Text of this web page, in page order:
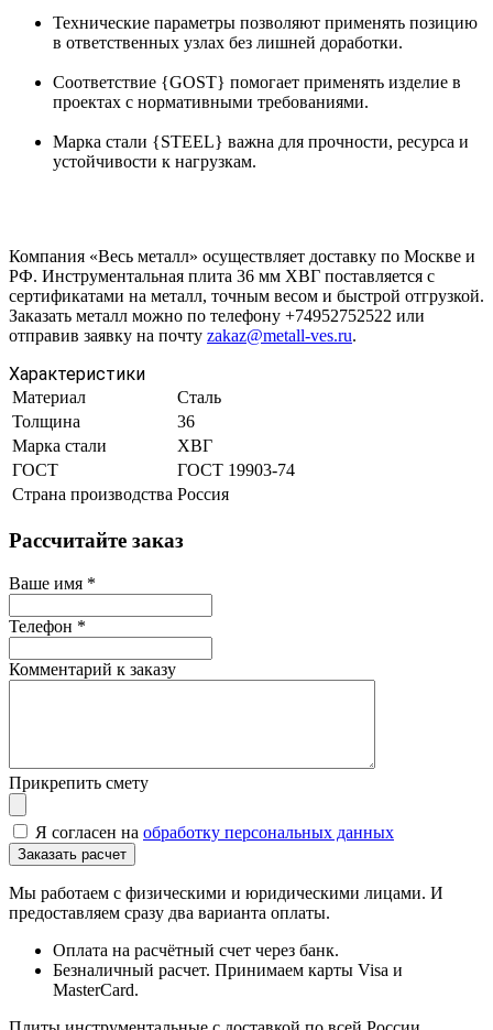
Технические параметры позволяют применять позицию
в ответственных узлах без лишней доработки.
Соответствие {GOST} помогает применять изделие в
проектах с нормативными требованиями.
Марка стали {STEEL} важна для прочности, ресурса и
устойчивости к нагрузкам.
Компания «Весь металл» осуществляет доставку по Москве и
РФ. Инструментальная плита 36 мм ХВГ поставляется с
сертификатами на металл, точным весом и быстрой отгрузкой.
Заказать металл можно по телефону +74952752522 или
отправив заявку на почту zakaz@metall-ves.ru.
Характеристики
Материал
Сталь
Толщина
36
Марка стали
ХВГ
ГОСТ
ГОСТ 19903-74
Страна производства Россия
Рассчитайте заказ
Ваше имя *
Телефон *
Комментарий к заказу
Прикрепить смету
Я согласен на обработку персональных данных
Мы работаем с физическими и юридическими лицами. И
предоставляем сразу два варианта оплаты.
Оплата на расчётный счет через банк.
Безналичный расчет. Принимаем карты Visa и
MasterCard.